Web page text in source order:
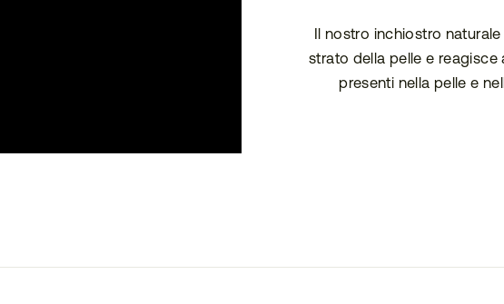
Il nostro inchiostro
strato della pelle e
presenti nella pelle e